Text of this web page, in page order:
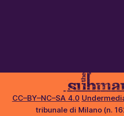
CC–BY–NC–SA 4.0
tribunale di Milano (n.